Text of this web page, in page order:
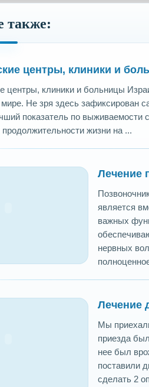
также:
центры, клиники и
центры, клиники и больницы
Не зря здесь зафиксирован
показатель по выживаемости
продолжительности жизни на ...
Лечение
является
важных
нервных
Лечение
Мы
приезда
нее был
поставили
сделать 2